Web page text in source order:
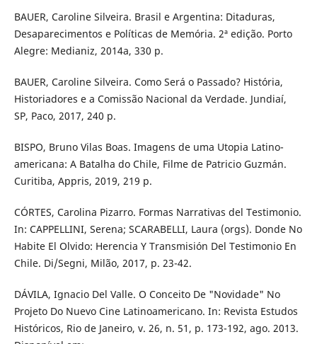
BAUER, Caroline Silveira. Brasil e Argentina: Ditaduras,
Desaparecimentos e Políticas de Memória. 2ª edição. Porto
Alegre: Medianiz, 2014a, 330 p.
BAUER, Caroline Silveira. Como Será o Passado? História,
Historiadores e a Comissão Nacional da Verdade. Jundiaí,
SP, Paco, 2017, 240 p.
BISPO, Bruno Vilas Boas. Imagens de uma Utopia Latino-
americana: A Batalha do Chile, Filme de Patricio Guzmán.
Curitiba, Appris, 2019, 219 p.
CÓRTES, Carolina Pizarro. Formas Narrativas del Testimonio.
In: CAPPELLINI, Serena; SCARABELLI, Laura (orgs). Donde No
Habite El Olvido: Herencia Y Transmisión Del Testimonio En
Chile. Di/Segni, Milão, 2017, p. 23-42.
DÁVILA, Ignacio Del Valle. O Conceito De "Novidade" No
Projeto Do Nuevo Cine Latinoamericano. In: Revista Estudos
Históricos, Rio de Janeiro, v. 26, n. 51, p. 173-192, ago. 2013.